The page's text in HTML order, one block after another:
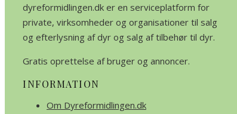
dyreformidlingen.dk er en serviceplatform for
private, virksomheder og organisationer til salg
og efterlysning af dyr og salg af tilbehør til dyr.
Gratis oprettelse af bruger og annoncer.
INFORMATION
Om Dyreformidlingen.dk